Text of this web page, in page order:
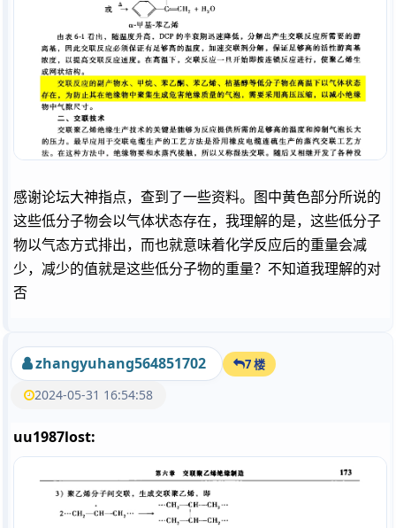
感谢论坛大神指点，查到了一些资料。图中黄色部分所说的
这些低分子物会以气体状态存在，我理解的是，这些低分子
物以气态方式排出，而也就意味着化学反应后的重量会减
少，减少的值就是这些低分子物的重量？不知道我理解的对
否
zhangyuhang564851702 7 楼
2024-05-31 16:54:58
uu1987lost: